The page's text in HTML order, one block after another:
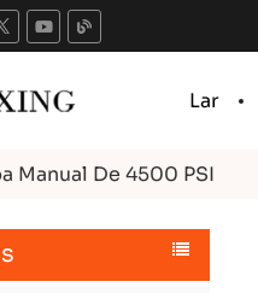
Lar
Manual De 4500 PSI